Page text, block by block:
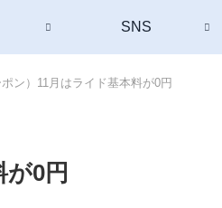
SNS
ポン）11月はライド基本料が0円
0円